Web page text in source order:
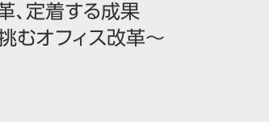
、定着する成果
むオフィス改革〜